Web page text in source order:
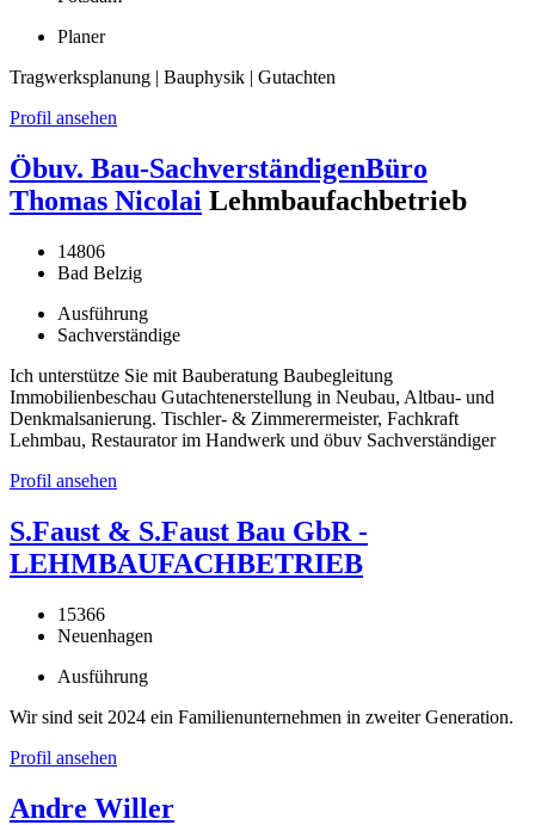
Planer
Tragwerksplanung | Bauphysik | Gutachten
Profil ansehen
Öbuv. Bau-SachverständigenBüro
Thomas Nicolai Lehmbaufachbetrieb
14806
Bad Belzig
Ausführung
Sachverständige
Ich unterstütze Sie mit Bauberatung Baubegleitung
Immobilienbeschau Gutachtenerstellung in Neubau, Altbau- und
Denkmalsanierung. Tischler- & Zimmerermeister, Fachkraft
Lehmbau, Restaurator im Handwerk und öbuv Sachverständiger
Profil ansehen
S.Faust & S.Faust Bau GbR -
LEHMBAUFACHBETRIEB
15366
Neuenhagen
Ausführung
Wir sind seit 2024 ein Familienunternehmen in zweiter Generation.
Profil ansehen
Andre Willer